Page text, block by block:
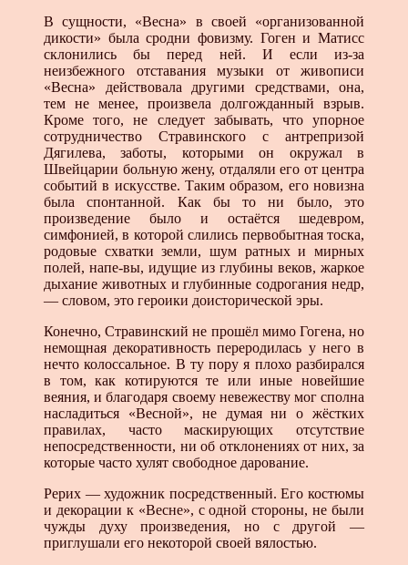
В сущности, «Весна» в своей «организованной
дикости» была сродни фовизму. Гоген и Матисс
склонились бы перед ней. И если из-за
неизбежного отставания музыки от живописи
«Весна» действовала другими средствами, она,
тем не менее, произвела долгожданный взрыв.
Кроме того, не следует забывать, что упорное
сотрудничество Стравинского с антрепризой
Дягилева, заботы, которыми он окружал в
Швейцарии больную жену, отдаляли его от центра
событий в искусстве. Таким образом, его новизна
была спонтанной. Как бы то ни было, это
произведение было и остаётся шедевром,
симфонией, в которой слились первобытная тоска,
родовые схватки земли, шум ратных и мирных
полей, напе-вы, идущие из глубины веков, жаркое
дыхание животных и глубинные содрогания недр,
— словом, это героики доисторической эры.
Конечно, Стравинский не прошёл мимо Гогена, но
немощная декоративность переродилась у него в
нечто колоссальное. В ту пору я плохо разбирался
в том, как котируются те или иные новейшие
веяния, и благодаря своему невежеству мог сполна
насладиться «Весной», не думая ни о жёстких
правилах, часто маскирующих отсутствие
непосредственности, ни об отклонениях от них, за
которые часто хулят свободное дарование.
Рерих — художник посредственный. Его костюмы
и декорации к «Весне», с одной стороны, не были
чужды духу произведения, но с другой —
приглушали его некоторой своей вялостью.